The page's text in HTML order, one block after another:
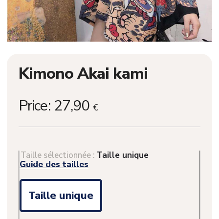
Kimono Akai kami
Price: 27,90 €
Taille sélectionnée : Taille unique
Guide des tailles
Taille unique